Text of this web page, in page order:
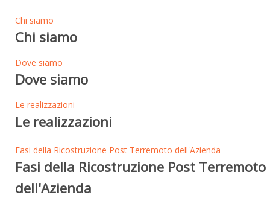
Chi siamo
Chi siamo
Dove siamo
Dove siamo
Le realizzazioni
Le realizzazioni
Fasi della Ricostruzione Post Terremoto dell'Azienda
Fasi della Ricostruzione Post Terremoto
dell'Azienda